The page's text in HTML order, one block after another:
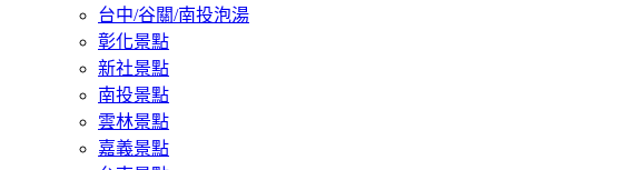
台中/谷關/南投泡湯
彰化景點
新社景點
南投景點
雲林景點
嘉義景點